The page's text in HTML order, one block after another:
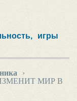
игры
›
МИР В